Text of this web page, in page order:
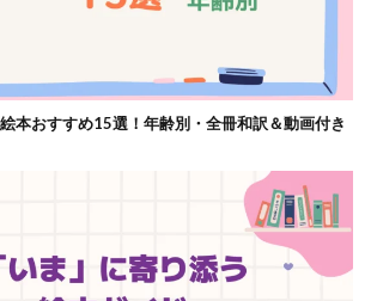
本おすすめ15選！年齢別・全冊和訳＆動画付き